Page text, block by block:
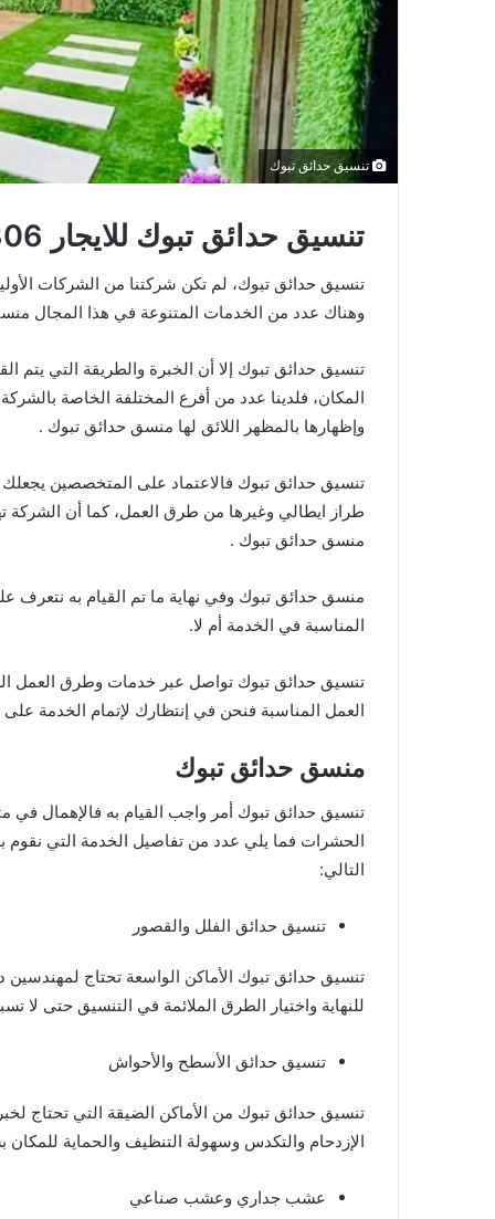
تنسيق حدائق تبوك
تنسيق حدائق تبوك للايجار 00201002461306
تنسيق حدائق تبوك، لم تكن شركتنا من الشركات
وهناك عدد من الخدمات المتنوعة في هذا المجال
تنسيق حدائق تبوك إلا أن الخبرة والطريقة التي يتم
المكان، فلدينا عدد من أفرع المختلفة الخاصة
وإظهارها بالمظهر اللائق لها منسق حدائق تبوك .
تنسيق حدائق تبوك فالاعتماد على المتخصصين
طراز ايطالي وغيرها من طرق العمل، كما أن الشركة
منسق حدائق تبوك .
منسق حدائق تبوك وفي نهاية ما تم القيام به نتعرف
المناسبة في الخدمة أم لا.
تنسيق حدائق تبوك تواصل عبر خدمات وطرق العمل
العمل المناسبة فنحن في إنتظارك لإتمام الخدمة
منسق حدائق تبوك
تنسيق حدائق تبوك أمر واجب القيام به فالإهمال
الحشرات فما يلي عدد من تفاصيل الخدمة التي نقوم
التالي:
تنسيق حدائق الفلل والقصور
تنسيق حدائق تبوك الأماكن الواسعة تحتاج
للنهاية واختيار الطرق الملائمة في التنسيق حتى
تنسيق حدائق الأسطح والأحواش
تنسيق حدائق تبوك من الأماكن الضيقة التي تحتاج
الإزدحام والتكدس وسهولة التنظيف والحماية
عشب جداري وعشب صناعي